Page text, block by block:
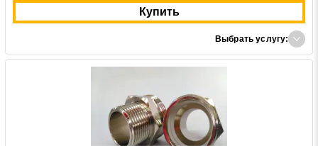
Купить
Выбрать услугу: